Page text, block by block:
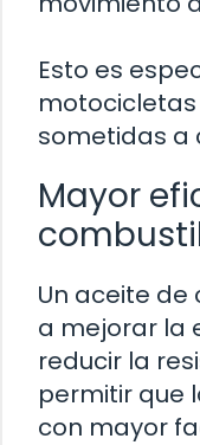
Esto es
sometidas a
Mayor
Un aceite
a mejorar la
reducir la
permitir que
con mayor